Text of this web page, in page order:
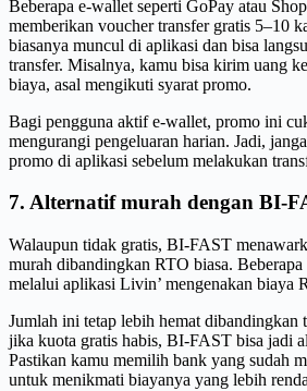
Beberapa e-wallet seperti GoPay atau
memberikan voucher transfer gratis 5–10
biasanya muncul di aplikasi dan bisa
transfer. Misalnya, kamu bisa kirim uang
biaya, asal mengikuti syarat promo.
Bagi pengguna aktif e-wallet, promo ini
mengurangi pengeluaran harian. Jadi,
promo di aplikasi sebelum melakukan
7. Alternatif murah dengan BI-
Walaupun tidak gratis, BI-FAST
murah dibandingkan RTO biasa.
melalui aplikasi Livin’ mengenakan biaya
Jumlah ini tetap lebih hemat dibandingkan
jika kuota gratis habis, BI-FAST bisa jadi
Pastikan kamu memilih bank yang sudah
untuk menikmati biayanya yang lebih